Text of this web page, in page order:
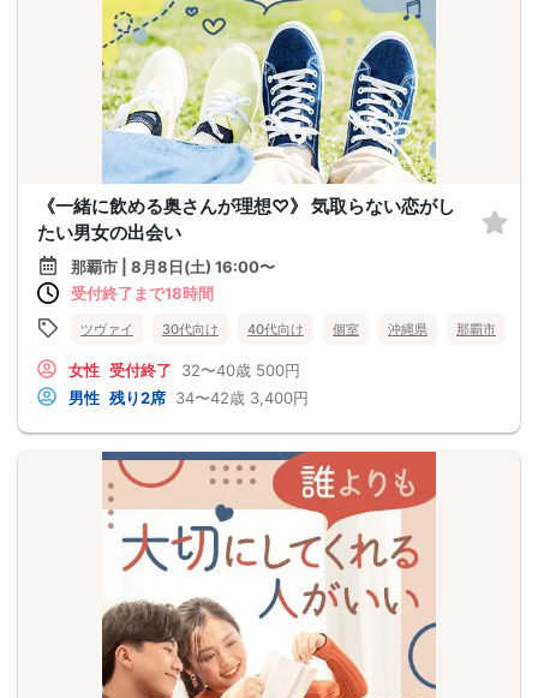
《一緒に飲める奥さんが理想♡》 気取らない恋がし
たい男女の出会い
那覇市 | 8月8日(土) 16:00〜
受付終了まで18時間
ツヴァイ 30代向け 40代向け 個室 沖縄県 那覇市
女性 受付終了 32〜40歳 500円
男性 残り2席 34〜42歳 3,400円